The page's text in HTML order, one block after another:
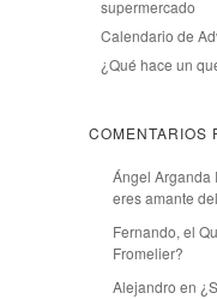
supermercado
Calendario de
¿Qué hace un
COMENTARIOS
Ángel Arganda
eres amante
Fernando, el
Fromelier?
Alejandro en